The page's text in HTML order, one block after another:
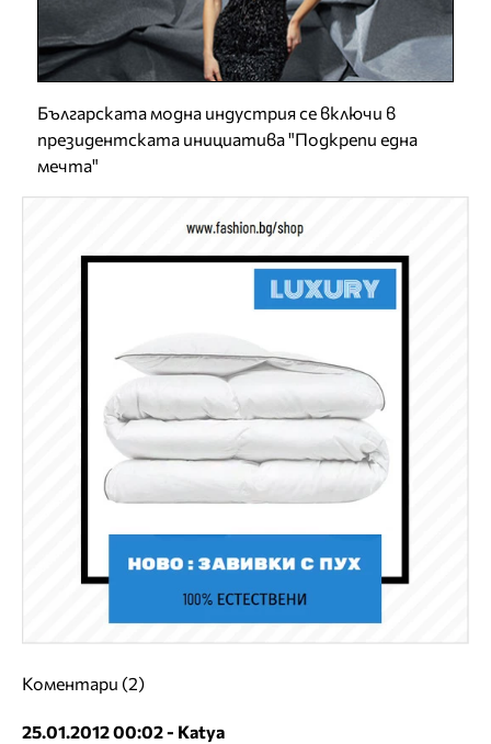
Българската модна индустрия се включи в
президентската инициатива "Подкрепи една
мечта"
Коментари (2)
25.01.2012 00:02 - Katya